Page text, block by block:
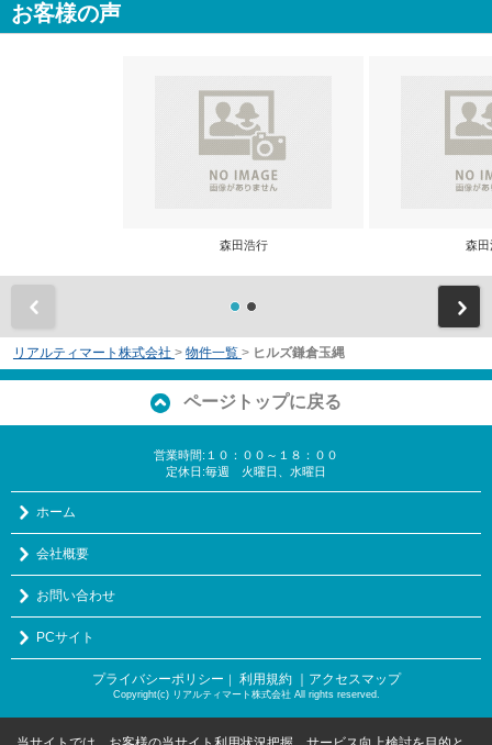
お客様の声
森田浩行 森田
リアルティマート株式会社 > 物件一覧 > ヒルズ鎌倉玉縄
ページトップに戻る
営業時間:１０：００～１８：００
定休日:毎週 火曜日、水曜日
ホーム
会社概要
お問い合わせ
PCサイト
プライバシーポリシー 利用規約 ｜アクセスマップ
Copyright(c) リアルティマート株式会社 All rights reserved.